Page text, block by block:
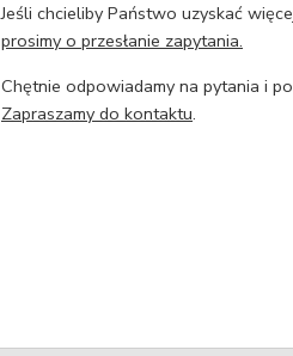
Jeśli chcieliby Państwo uzyskać
prosimy o przesłanie zapytania.
Chętnie odpowiadamy na pytania i
Zapraszamy do kontaktu.